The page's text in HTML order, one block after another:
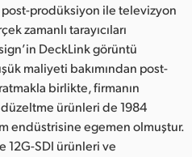
prodüksiyon ile televizyon
zamanlı tarayıcıları
DeckLink görüntü
maliyeti bakımından post-
birlikte, firmanın
ürünleri de 1984
endüstrisine egemen olmuştur.
12G-SDI ürünleri ve